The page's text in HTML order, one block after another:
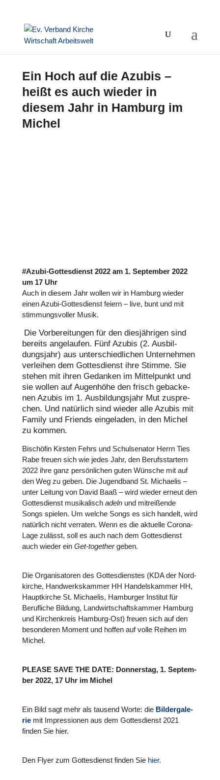
Ein Hoch auf die Azubis –
heißt es auch wieder in
diesem Jahr in Hamburg im
Michel
#Azubi-Got­tes­dienst 2022 am 1. Sep­tem­ber 2022
um 17 Uhr
Auch in diesem Jahr wollen wir in Hamburg wieder
einen Azubi-Got­tes­dienst feiern – live, bunt und mit
stim­mungs­vol­ler Musik.
Die Vor­be­rei­tun­gen für den dies­jäh­ri­gen sind
bereits ange­lau­fen. Fünf Azubis (2. Aus­bil­
dungs­jahr) aus unter­schied­li­chen Unter­neh­men
ver­lei­hen dem Got­tes­dienst ihre Stimme. Sie
stehen mit ihren Gedanken im Mit­tel­punkt und
sie wollen auf Augen­höhe den frisch geba­cke­
nen Azubis im 1. Aus­bil­dungs­jahr Mut zuspre­
chen. Und natür­lich sind wieder alle Azubis mit
Family und Friends ein­ge­la­den, in den Michel
zu kommen.
Bischö­fin Kirsten Fehrs und Schul­se­na­tor Herrn Ties
Rabe freuen sich wie jedes Jahr, den Berufs­star­tern
2022 ihre ganz per­sön­li­chen guten Wünsche mit auf
den Weg zu geben. Die Jugend­band St. Michae­lis –
unter Leitung von David Baaß – wird wieder erneut den
Got­tes­dienst musi­ka­lisch adeln und mit­rei­ßende
Songs spielen. Um welche Songs es sich handelt, wird
natür­lich nicht verraten. Wenn es die aktuelle Corona-
Lage zulässt, soll es auch nach dem Got­tes­dienst
auch wieder ein Get-togethergeben.
Die Orga­ni­sa­to­ren des Got­tes­diens­tes (KDA der Nord­
kir­che, Hand­werks­kam­mer HH Han­dels­kam­mer HH,
Haupt­kir­che St. Michae­lis, Ham­bur­ger Institut für
Beruf­li­che Bildung, Land­wirt­schafts­kam­mer Hamburg
und Kir­chen­kreis Hamburg-Ost) freuen sich auf den
beson­de­ren Moment und hoffen auf volle Reihen im
Michel.
PLEASE SAVE THE DATE: Don­ners­tag, 1. Sep­tem­
ber 2022, 17 Uhr im Michel
Ein Bild sagt mehr als tausend Worte: die Bil­der­ga­le­
riemit Impres­sio­nen aus dem Got­tes­dienst 2021
finden Sie hier.
Den Flyer zum Got­tes­dienst finden Sie hier.